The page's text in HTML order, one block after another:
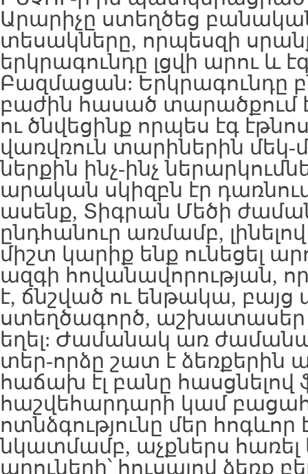
Արարիչը ստեղծեց
տեսակները, որպեսզի
երկրագունդը լցվի արու և
Բազմացան: Երկրագունդը
բաժին հասած տարածքում
ու ծնվեցինք որպես էգ
վառվռուն տարիներին մեկ-
ներքին ինչ-ինչ
արական սկիզբն էր
ասենք, Տիգրան Մեծի
ընդհանուր առմամբ,
միշտ կարիք ենք ունեցել
ազգի հովանավորության,
է, ճնշված ու ենթակա, բայց
ստեղծագործ, աշխատասեր
եղել: Ժամանակ առ
տեր-որձը շատ է ձեռքերին
հաճախ էլ բանը
հաշվեհարդարի կամ
ոտնձգությունը մեր հոգևոր
նկատմամբ, աչքներս հառել
արուների՝ հուսալով ձեռք